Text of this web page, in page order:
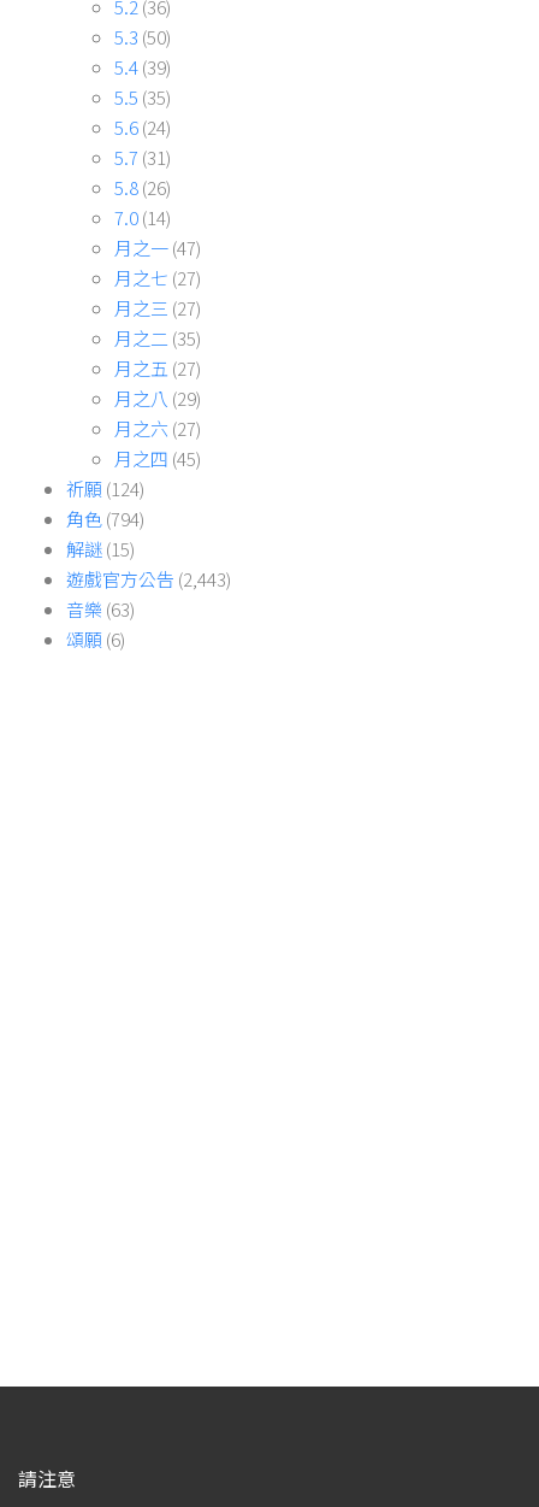
月之一(47)
月之七(27)
月之三(27)
月之二(35)
月之五(27)
月之八(29)
月之六(27)
月之四(45)
祈願 (124)
角色 (794)
解謎 (15)
遊戲官方公告(2,443)
音樂 (63)
頌願 (6)
相關連結
原神資訊站 Genshin Impact Info – Facebook 粉絲專頁